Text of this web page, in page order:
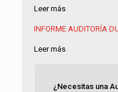
Leer más
INFORME AUDITORÍA
Leer más
¿Necesitas una